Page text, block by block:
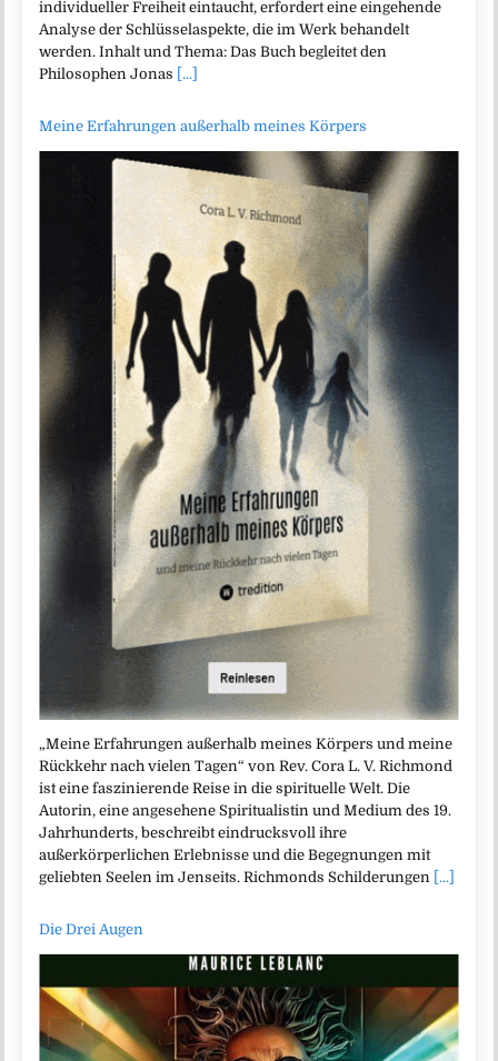
individueller Freiheit eintaucht, erfordert eine eingehende
Analyse der Schlüsselaspekte, die im Werk behandelt
werden. Inhalt und Thema: Das Buch begleitet den
Philosophen Jonas [...]
Meine Erfahrungen außerhalb meines Körpers
„Meine Erfahrungen außerhalb meines Körpers und meine
Rückkehr nach vielen Tagen“ von Rev. Cora L. V. Richmond
ist eine faszinierende Reise in die spirituelle Welt. Die
Autorin, eine angesehene Spiritualistin und Medium des 19.
Jahrhunderts, beschreibt eindrucksvoll ihre
außerkörperlichen Erlebnisse und die Begegnungen mit
geliebten Seelen im Jenseits. Richmonds Schilderungen [...]
Die Drei Augen